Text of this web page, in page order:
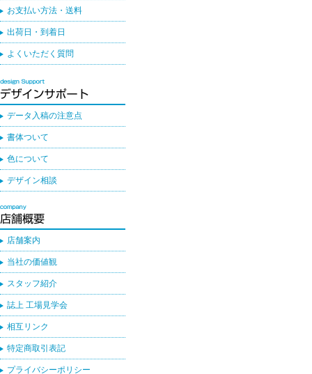
お支払い方法・送料
出荷日・到着日
よくいただく質問
データ入稿の注意点
書体ついて
色について
デザイン相談
店舗案内
当社の価値観
スタッフ紹介
誌上 工場見学会
相互リンク
特定商取引表記
プライバシーポリシー